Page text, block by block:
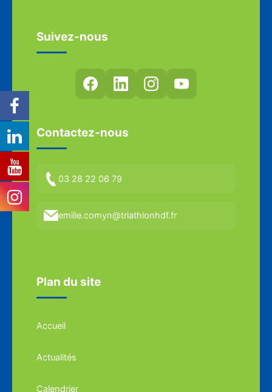
Suivez-nous
Contactez-nous
03 28 22 06 79
emilie.comyn@triathlonhdf.fr
Plan du site
Accueil
Actualités
Calendrier